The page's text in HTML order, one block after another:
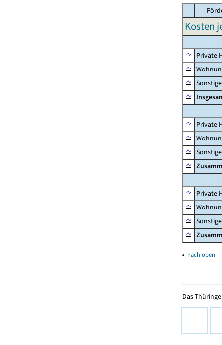
Kosten
Private
Sonstige
Private
Sonstige
Private
Sonstige
▴ nach oben
Das